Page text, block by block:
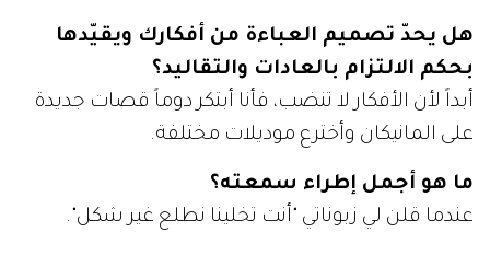
هل يحدّ تصميم العباءة من أفكارك ويقيّدها
بحكم الالتزام بالعادات والتقاليد؟
أبداً لأن الأفكار لا تنضب، فأنا أبتكر دوماً قصات جديدة
على المانيكان وأخترع موديلات مختلفة.
ما هو أجمل إطراء سمعته؟
عندما قلن لي زبوناتي "أنت تخلينا نطلع غير شكل".